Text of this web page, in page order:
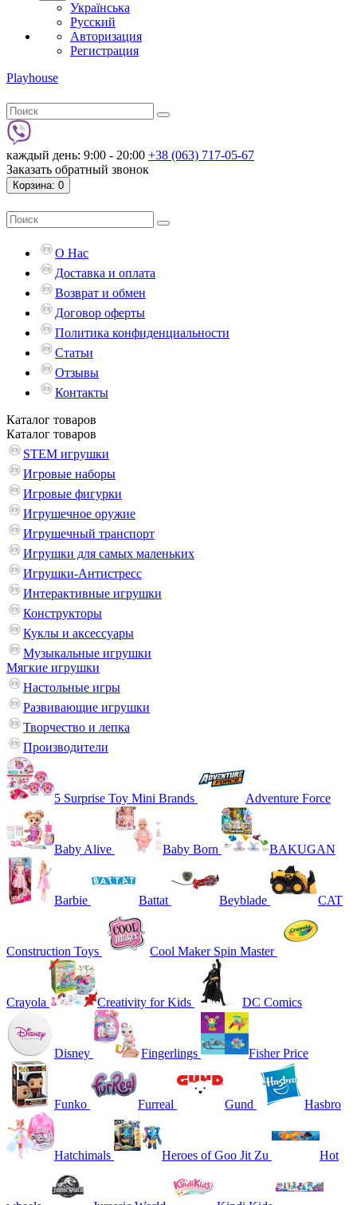
Українська
Русский
Авторизация
Регистрация
Playhouse
каждый день: 9:00 - 20:00 +38 (063) 717-05-67
Заказать обратный звонок
Корзина: 0
О Нас
Доставка и оплата
Возврат и обмен
Договор оферты
Политика конфиденциальности
Статьи
Отзывы
Контакты
Каталог товаров
Каталог товаров
STEM игрушки
Игровые наборы
Игровые фигурки
Игрушечное оружие
Игрушечный транспорт
Игрушки для самых маленьких
Игрушки-Антистресс
Интерактивные игрушки
Конструкторы
Куклы и аксессуары
Музыкальные игрушки
Мягкие игрушки
Настольные игры
Развивающие игрушки
Творчество и лепка
Производители
5 Surprise Toy Mini Brands Adventure Force
Baby Alive Baby Born BAKUGAN
Barbie Battat Beyblade CAT
Construction Toys Cool Maker Spin Master
Crayola Creativity for Kids DC Comics
Disney Fingerlings Fisher Price
Funko Furreal Gund Hasbro
Hatchimals Heroes of Goo Jit Zu Hot